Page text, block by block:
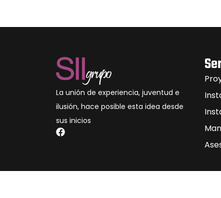
La unión de experiencia, juventud e
ilusión, hace posible esta idea desde
sus inicios